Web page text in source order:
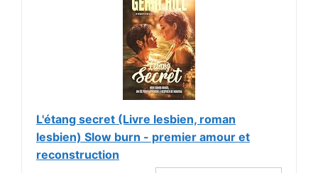
L'étang secret (Livre lesbien, roman
lesbien) Slow burn - premier amour et
reconstruction